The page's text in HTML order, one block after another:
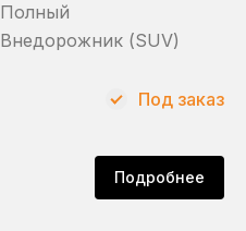
Полный
Внедорожник (SUV)
Подробнее
Под заказ